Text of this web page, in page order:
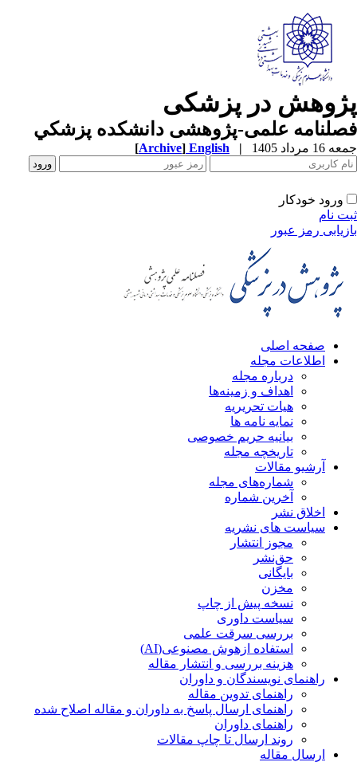
در پزشکی
علمی-پژوهشی دانشکده پزشکي
مرداد 1405 |
English
[Archive]
ورود خودکار
نام
رمز عبور
صفحه اصلی
اطلاعات مجله
درباره مجله
اهداف و زمینه‌ها
هیات تحریریه
نمایه نامه ها
بیانیه حریم خصوصی
تاریخچه مجله
آرشیو مقالات
شماره‌های مجله
آخرین شماره
اخلاق نشر
سیاست های نشریه
مجوز انتشار
حق‌نشر
بایگانی
مخزن
نسخه پیش از چاپ
سیاست داوری
بررسی سرقت علمی
استفاده ازهوش مصنوعی(AI)
هزینه بررسی و انتشار مقاله
راهنمای نویسندگان و داوران
راهنمای تدوین مقاله
راهنمای ارسال پاسخ به داوران و مقاله اصلاح شده
راهنمای داوران
روند ارسال تا چاپ مقالات
ارسال مقاله